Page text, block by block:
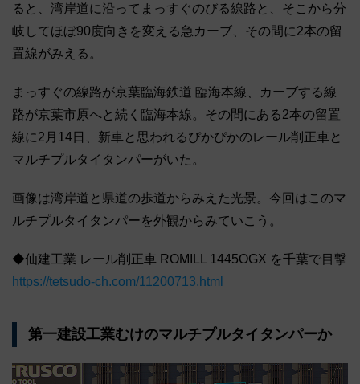
ると、湾岸道に沿ってまっすぐのびる線路と、そこから分
岐してほぼ90度向きを変える急カーブ、その間に2本の留
置線がみえる。
まっすぐの線路が京葉臨海鉄道 臨海本線、カーブする線
路が京葉市原へと続く臨海本線。その間にある2本の留置
線に2月14日、新車と思われるぴかぴかのレール削正車と
マルチプルタイタンパーがいた。
画像は湾岸道と県道の歩道からみえた光景。今回はこのマ
ルチプルタイタンパーを外観からみていこう。
◆仙建工業 レール削正車 ROMILL 1445OGX を千葉で目撃
https://tetsudo-ch.com/11200713.html
第一建設工業むけのマルチプルタイタンパーか